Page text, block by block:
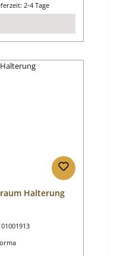
2-4 Tage
Halterung
01001913